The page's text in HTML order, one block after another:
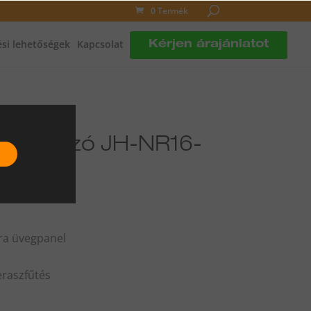
0 Termék
lehetőségek Kapcsolat Kérjen árajánlatot
JH-NR16-
üvegpanel